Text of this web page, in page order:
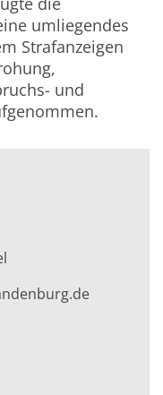
umliegendes
Strafanzeigen
und